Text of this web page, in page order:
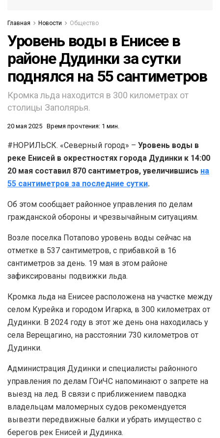
Главная Новости Общество
Уровень воды в Енисее в
районе Дудинки за сутки
поднялся на 55 сантиметров
Кромка льда находится в 300 километрах от
столицы Заполярья.
20 мая 2025 Время прочтения: 1 мин.
#НОРИЛЬСК. «Северный город» – Уровень воды в
реке Енисей в окрестностях города Дудинки к 14:00
20 мая составил 870 сантиметров, увеличившись на
55 сантиметров за последние сутки.
Об этом сообщает районное управления по делам
гражданской обороны и чрезвычайным ситуациям.
Возле поселка Потапово уровень воды сейчас на
отметке в 537 сантиметров, с прибавкой в 16
сантиметров за день. 19 мая в этом районе
зафиксированы подвижки льда.
Кромка льда на Енисее расположена на участке между
селом Курейка и городом Игарка, в 300 километрах от
Дудинки. В 2024 году в этот же день она находилась у
села Верещагино, на расстоянии 730 километров от
Дудинки.
Администрация Дудинки и специалисты районного
управления по делам ГОиЧС напоминают о запрете на
выезд на лед. В связи с приближением паводка
владельцам маломерных судов рекомендуется
вывезти передвижные балки и убрать имущество с
берегов рек Енисей и Дудинка.